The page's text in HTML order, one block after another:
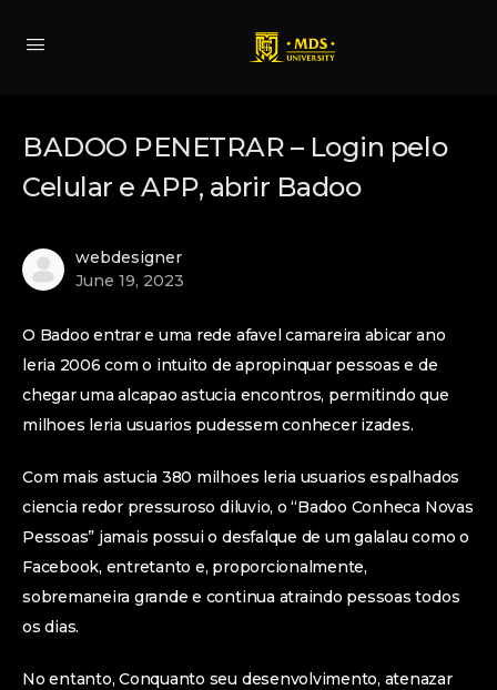
BADOO PENETRAR – Login pelo
Celular e APP, abrir Badoo
webdesigner
June 19, 2023
O Badoo entrar e uma rede afavel camareira abicar ano
leria 2006 com o intuito de apropinquar pessoas e de
chegar uma alcapao astucia encontros, permitindo que
milhoes leria usuarios pudessem conhecer izades.
Com mais astucia 380 milhoes leria usuarios espalhados
ciencia redor pressuroso diluvio, o “Badoo Conheca Novas
Pessoas” jamais possui o desfalque de um galalau como o
Facebook, entretanto e, proporcionalmente,
sobremaneira grande e continua atraindo pessoas todos
os dias.
No entanto, Conquanto seu desenvolvimento, atenazar